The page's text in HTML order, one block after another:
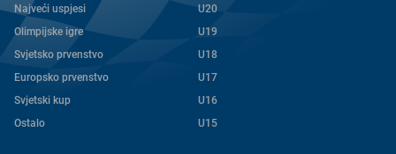
Najveći uspjesi
Olimpijske igre
Svjetsko prvenstvo
Europsko prvenstvo
Svjetski kup
Ostalo
U20
U19
U18
U17
U16
U15